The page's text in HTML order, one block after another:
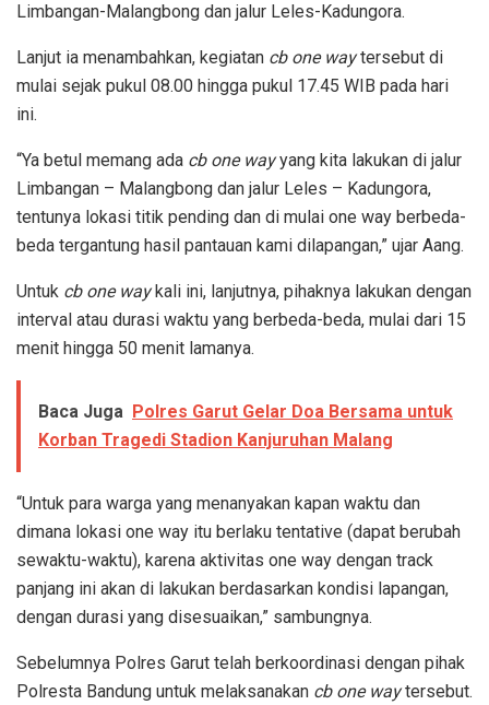
Limbangan-Malangbong dan jalur Leles-Kadungora.
Lanjut ia menambahkan, kegiatan cb one waytersebut di
mulai sejak pukul 08.00 hingga pukul 17.45 WIB pada hari
ini.
“Ya betul memang ada cb one wayyang kita lakukan di jalur
Limbangan – Malangbong dan jalur Leles – Kadungora,
tentunya lokasi titik pending dan di mulai one way berbeda-
beda tergantung hasil pantauan kami dilapangan,” ujar Aang.
Untuk cb one waykali ini, lanjutnya, pihaknya lakukan dengan
interval atau durasi waktu yang berbeda-beda, mulai dari 15
menit hingga 50 menit lamanya.
Baca Juga Polres Garut Gelar Doa Bersama untuk
Korban Tragedi Stadion Kanjuruhan Malang
“Untuk para warga yang menanyakan kapan waktu dan
dimana lokasi one way itu berlaku tentative (dapat berubah
sewaktu-waktu), karena aktivitas one way dengan track
panjang ini akan di lakukan berdasarkan kondisi lapangan,
dengan durasi yang disesuaikan,” sambungnya.
Sebelumnya Polres Garut telah berkoordinasi dengan pihak
Polresta Bandung untuk melaksanakan cb one waytersebut.